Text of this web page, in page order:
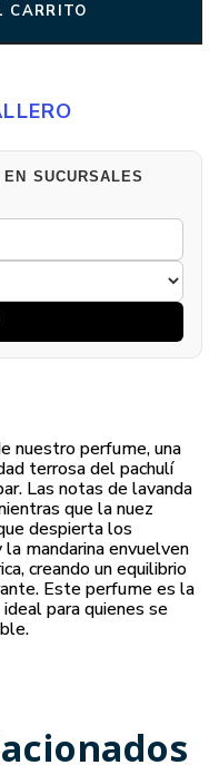
CARRITO
SUCURSALES
nuestro perfume, una
terrosa del pachulí
Las notas de lavanda
que la nuez
despierta los
mandarina envuelven
creando un equilibrio
Este perfume es la
para quienes se